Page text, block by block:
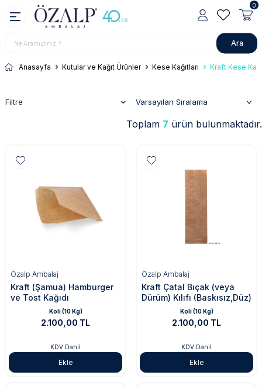
Ara
0
Anasayfa Kutular ve Kağıt Ürünler Kese Kağıtları Kraft Kese
Filtre
Toplam 7 ürün bulunmaktadır.
Özalp Ambalaj
Kraft (Şamua) Hamburger
ve Tost Kağıdı
Koli (10 Kg)
2.100,00 TL
KDV Dahil
Ekle
Özalp Ambalaj
Kraft Çatal Bıçak (veya
Dürüm) Kılıfı (Baskısız,Düz)
Koli (10 Kg)
2.100,00 TL
KDV Dahil
Ekle